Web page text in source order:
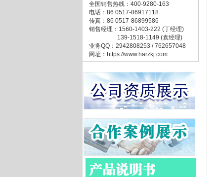
全国销售热线：400-9280-163
电话：86 0517-86917118
传真：86 0517-86899586
销售经理：1560-1403-222 (丁经理)
139-1518-1149 (袁经理)
业务QQ：2942808253 / 762657048
网址：https://www.harzkj.com